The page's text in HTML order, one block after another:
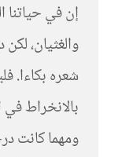
إن في حياتنا
والغثيان،
شعره بكاءا.
بالانخراط
ومهما كانت